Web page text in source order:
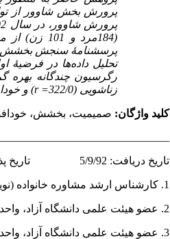
پرورش بخش شاوور از
(184مرد و 101 زن) از میان آنها برای نمونه انتخاب شدند.
پرسشنامۀ سنجش بخشش در
تحلیل داده‌ها در
رگرسیون چندگانه بهره
زناشویی (322/0
r =) و
کلید واژگان: صمیمیت، بخشش،
تاریخ دریافت: 5/9/92 تاریخ پذیرش: 29/4/93
1. کارشناس ارشد مشاوره خانواده (نویسنده مسئول)
2. عضو هیئت علمی دانشگاه آزاد، واحد دزفول
3. عضو هیئت علمی دانشگاه آزاد، واحد علوم تحقیقات خمین